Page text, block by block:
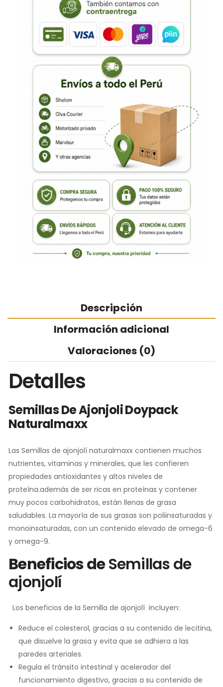
Descripción
Información adicional
Valoraciones (0)
Detalles
Semillas De Ajonjoli Doypack
Naturalmaxx
Las Semillas de ajonjolí naturalmaxx contienen muchos
nutrientes, vitaminas y minerales, que les confieren
propiedades antioxidantes y altos niveles de
proteína.además de ser ricas en proteínas y contener
muy pocos carbohidratos, están llenas de grasa
saludables. La mayoría de sus grasas son poliinsaturadas y
monoinsaturadas, con un contenido elevado de omega-6
y omega-9.
Beneficios deSemillas de
ajonjolí
Los beneficios de la Semilla de ajonjolí incluyen:
Reduce el colesterol, gracias a su contenido de lecitina,
que disuelve la grasa y evita que se adhiera a las
paredes arteriales.
Regula el tránsito intestinal y acelerador del
funcionamiento digestivo, gracias a su contenido de